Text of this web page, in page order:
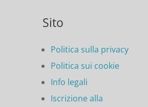
Sito
Politica sulla privacy
Politica sui cookie
Info legali
Iscrizione alla